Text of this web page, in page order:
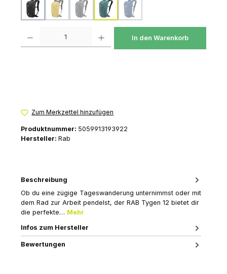
black dark pollen
(Diese Option ist zurzeit nicht verfügbar.)
graphene
(Diese Option ist zurzeit nicht verfügbar.)
sage tempest blue
(Diese Option ist zurzeit nicht
In den Warenkorb
Zum Merkzettel hinzufügen
Produktnummer: 5059913193922
Hersteller: Rab
Beschreibung
Ob du eine zügige Tageswanderung unternimmst oder mit
dem Rad zur Arbeit pendelst, der RAB Tygen 12 bietet dir
die perfekte… Mehr
Infos zum Hersteller
Bewertungen